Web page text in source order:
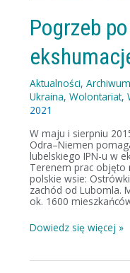
Pogrzeb
Aktualności,
Ukraina,Wolontariat,
2021
W maju i sierpniu
Odra–Niemen
lubelskiego IPN-u w
Terenem prac objęto
polskie wsie:
zachód od Lubomla.
ok. 1600
Wołyniu
Dowiedz się więcej »